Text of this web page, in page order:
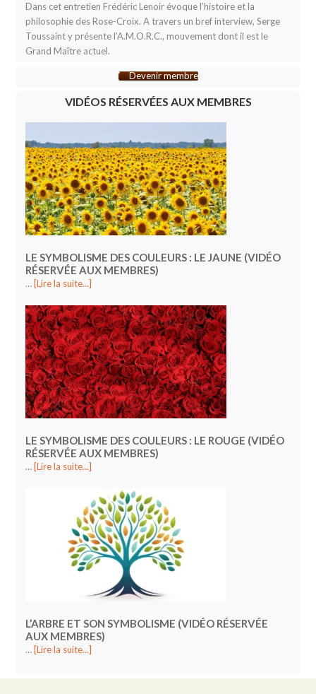
Dans cet entretien Frédéric Lenoir évoque l’histoire et la
philosophie des Rose-Croix. A travers un bref interview, Serge
Toussaint y présente l’A.M.O.R.C., mouvement dont il est le
Grand Maître actuel.
Devenir membre
VIDÉOS RÉSERVÉES AUX MEMBRES
LE SYMBOLISME DES COULEURS : LE JAUNE (VIDÉO
RÉSERVÉE AUX MEMBRES)
… [Lire la suite...]
LE SYMBOLISME DES COULEURS : LE ROUGE (VIDÉO
RÉSERVÉE AUX MEMBRES)
… [Lire la suite...]
L’ARBRE ET SON SYMBOLISME (VIDÉO RÉSERVÉE
AUX MEMBRES)
… [Lire la suite...]